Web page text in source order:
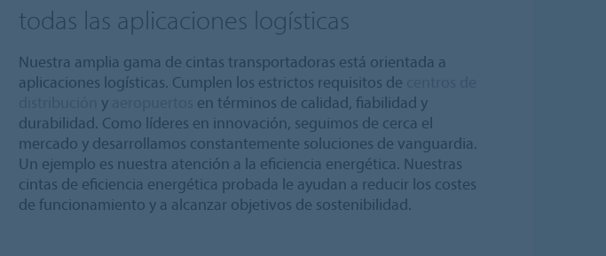
todas las aplicaciones logísticas
Nuestra amplia gama de cintas transportadoras está orientada a
aplicaciones logísticas. Cumplen los estrictos requisitos de
y
en términos de calidad, fiabilidad y
durabilidad. Como líderes en innovación, seguimos de cerca el
mercado y desarrollamos constantemente soluciones de vanguardia.
Un ejemplo es nuestra atención a la eficiencia energética. Nuestras
cintas de eficiencia energética probada le ayudan a reducir los costes
de funcionamiento y a alcanzar objetivos de sostenibilidad.